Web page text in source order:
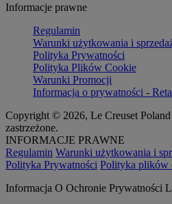
Informacje prawne
Regulamin
Warunki użytkowania i
Polityka Prywatności
Polityka Plików Cookie
Warunki Promocji
Informacja o prywatności -
Copyright © 2026, Le Creuset
zastrzeżone.
INFORMACJE PRAWNE
Regulamin Warunki użytkowania i
Polityka Prywatności Polityka plików
Informacja O Ochronie Prywatności